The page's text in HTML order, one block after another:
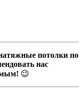
потолки по
нас
😉